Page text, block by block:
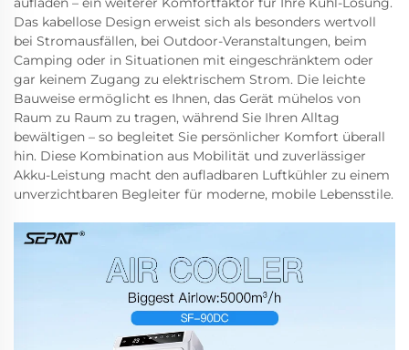
Das kabellose Design erweist sich als besonders wertvoll
bei Stromausfällen, bei Outdoor-Veranstaltungen, beim
Camping oder in Situationen mit eingeschränktem oder
gar keinem Zugang zu elektrischem Strom. Die leichte
Bauweise ermöglicht es Ihnen, das Gerät mühelos von
Raum zu Raum zu tragen, während Sie Ihren Alltag
bewältigen – so begleitet Sie persönlicher Komfort überall
hin. Diese Kombination aus Mobilität und zuverlässiger
Akku-Leistung macht den aufladbaren Luftkühler zu einem
unverzichtbaren Begleiter für moderne, mobile Lebensstile.